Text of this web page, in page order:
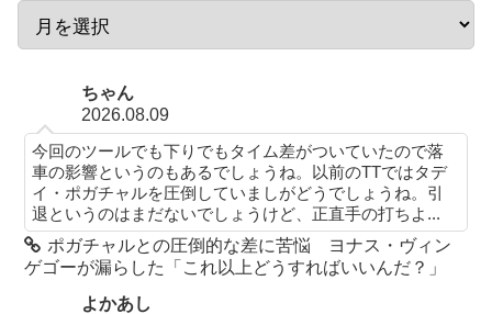
ちゃん
2026.08.09
今回のツールでも下りでもタイム差がついていたので落
車の影響というのもあるでしょうね。以前のTTではタデ
イ・ポガチャルを圧倒していましがどうでしょうね。引
退というのはまだないでしょうけど、正直手の打ちよ...
ポガチャルとの圧倒的な差に苦悩 ヨナス・ヴィン
ゲゴーが漏らした「これ以上どうすればいいんだ？」
よかあし